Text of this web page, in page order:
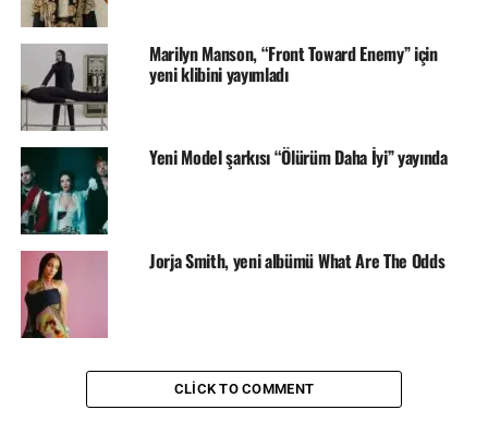
Marilyn Manson, “Front Toward Enemy” için
yeni klibini yayımladı
Yeni Model şarkısı “Ölürüm Daha İyi” yayında
Jorja Smith, yeni albümü What Are The Odds
CLICK TO COMMENT